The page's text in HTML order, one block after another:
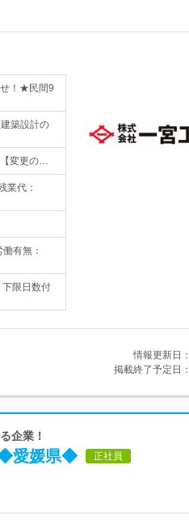
せ！★民間9
築設計の
【変更の…
業代：
有無：
限日数付
情報更新日：
掲載終了予定日：
企業！
◆愛媛県◆ 正社員